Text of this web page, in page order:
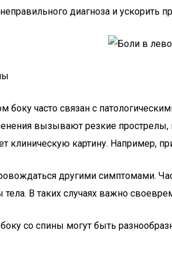
диагноза и ускорить
боку часто связан с
вызывают резкие
клиническую картину. Например,
другими симптомами.
В таких случаях важно
со спины могут быть